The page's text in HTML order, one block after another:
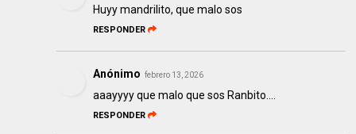
Huyy mandrilito, que malo sos
RESPONDER
Anónimo febrero 13, 2026
aaayyyy que malo que sos Ranbito....
RESPONDER